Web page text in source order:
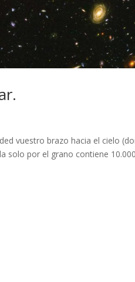
vuestro brazo hacia el cielo
solo por el grano contiene